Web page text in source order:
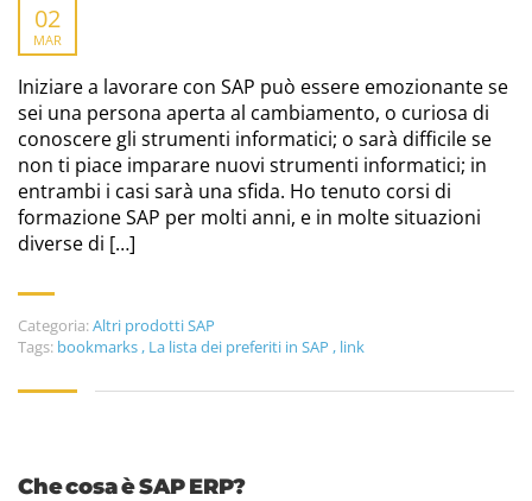
02
MAR
Iniziare a lavorare con SAP può essere emozionante se
sei una persona aperta al cambiamento, o curiosa di
conoscere gli strumenti informatici; o sarà difficile se
non ti piace imparare nuovi strumenti informatici; in
entrambi i casi sarà una sfida. Ho tenuto corsi di
formazione SAP per molti anni, e in molte situazioni
diverse di […]
Categoria:Altri prodotti SAP
Tags: bookmarks , La lista dei preferiti in SAP , link
Che cosa è SAP ERP?